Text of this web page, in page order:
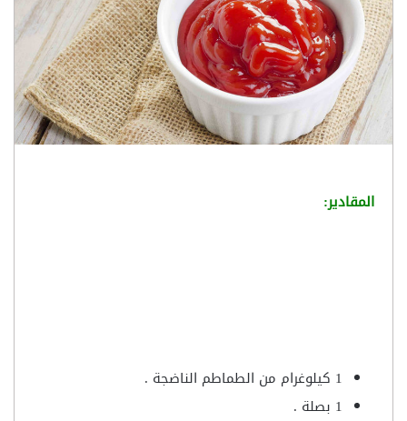
المقادير:
1 كيلوغرام من الطماطم الناضجة .
1 بصلة .